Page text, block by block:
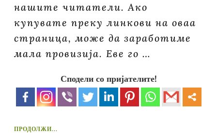
нашите читатели. Ако
купувате преку линкови на оваа
страница, може да заработиме
мала провизија. Еве го …
Сподели со пријателите!
ПРОДОЛЖИ...